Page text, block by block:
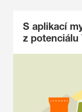
S aplikací
z potenciálu